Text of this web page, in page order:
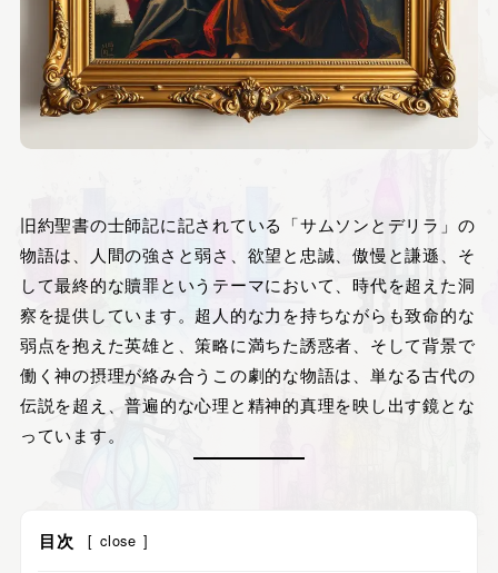
旧約聖書の士師記に記されている「サムソンとデリラ」の
物語は、人間の強さと弱さ、欲望と忠誠、傲慢と謙遜、そ
して最終的な贖罪というテーマにおいて、時代を超えた洞
察を提供しています。超人的な力を持ちながらも致命的な
弱点を抱えた英雄と、策略に満ちた誘惑者、そして背景で
働く神の摂理が絡み合うこの劇的な物語は、単なる古代の
伝説を超え、普遍的な心理と精神的真理を映し出す鏡とな
っています。
目次 [ close ]